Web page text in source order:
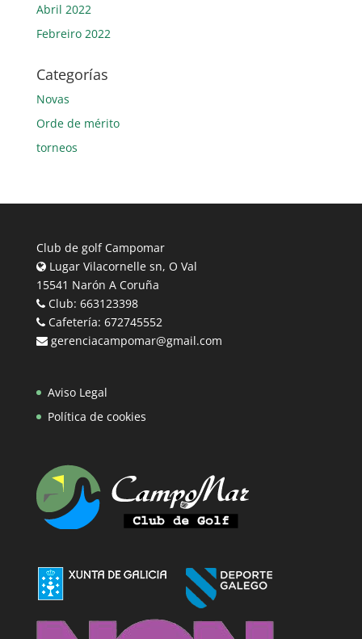
Abril 2022
Febreiro 2022
Categorías
Novas
Orde de mérito
torneos
Club de golf Campomar
Lugar Vilacornelle sn, O Val
15541 Narón A Coruña
Club: 663123398
Cafetería: 672745552
gerenciacampomar@gmail.com
Aviso Legal
Política de cookies